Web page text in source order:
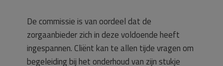
De commissie is van oordeel dat de
zorgaanbieder zich in deze voldoende heeft
ingespannen. Cliënt kan te allen tijde vragen om
begeleiding bij het onderhoud van zijn stukje